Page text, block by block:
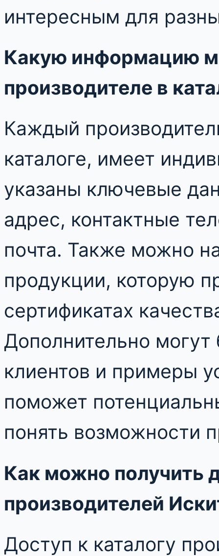
интересным для
Какую информацию
производителе в
Каждый
каталоге, имеет
указаны ключевые
адрес, контактные
почта. Также можно
продукции, которую
сертификатах
Дополнительно
клиентов и примеры
поможет
понять возможности
Как можно получить
производителей
Доступ к каталогу